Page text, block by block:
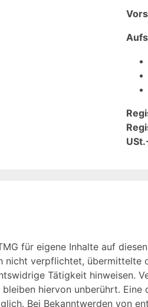
für eigene Inhalte auf
nicht verpflichtet,
Tätigkeit hinweisen.
hiervon unberührt.
Bei Bekanntwerden von